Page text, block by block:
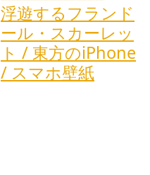
浮遊するフランド
ール・スカーレッ
ト / 東方のiPhone
/ スマホ壁紙